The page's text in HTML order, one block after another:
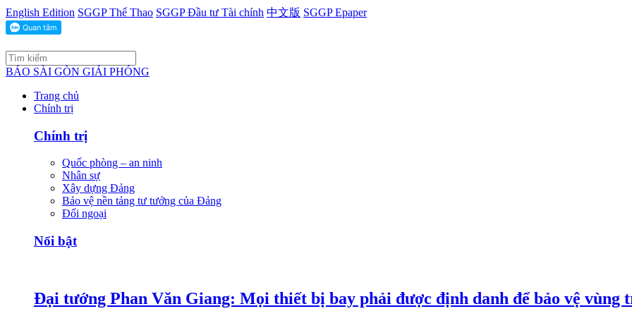
English Edition SGGP Thể Thao SGGP Đầu tư Tài chính 中文版 SGGP Epaper
BÁO SÀI GÒN GIẢI PHÓNG
Trang chủ
Chính trị
Chính trị
Quốc phòng – an ninh
Nhân sự
Xây dựng Đảng
Bảo vệ nền tảng tư tưởng của Đảng
Đối ngoại
Nổi bật
Đại tướng Phan Văn Giang: Mọi thiết bị bay phải được định danh để bảo vệ vùng